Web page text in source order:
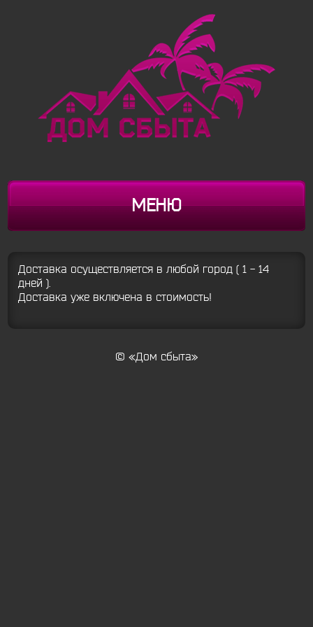
МЕНЮ
Доставка осуществляется в любой город ( 1 - 14
дней ).
Доставка уже включена в стоимость!
© «Дом сбыта»